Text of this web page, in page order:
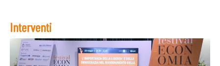
Interventi